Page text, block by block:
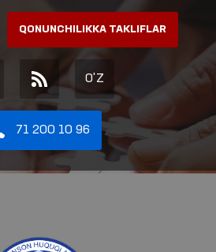
QONUNCHILIKKA TAKLIFLAR
O'Z
71 200 10 96